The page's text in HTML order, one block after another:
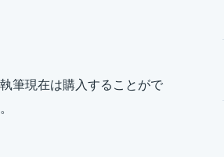
筆現在は購入することがで